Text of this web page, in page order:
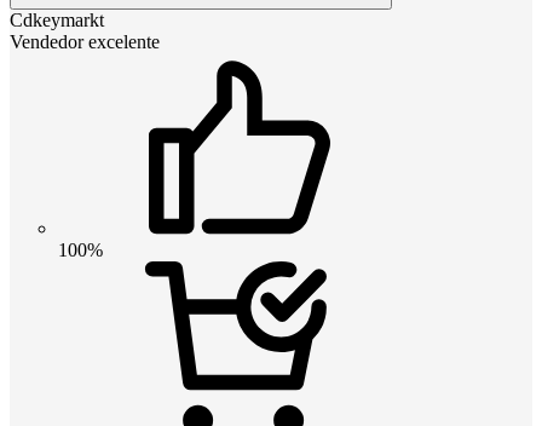
Cdkeymarkt
Vendedor excelente
100%